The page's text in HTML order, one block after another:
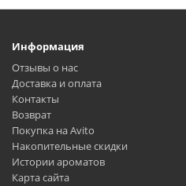
Информация
Отзывы о нас
Доставка и оплата
Контакты
Возврат
Покупка на Avito
Накопительные скидки
Истории ароматов
Карта сайта